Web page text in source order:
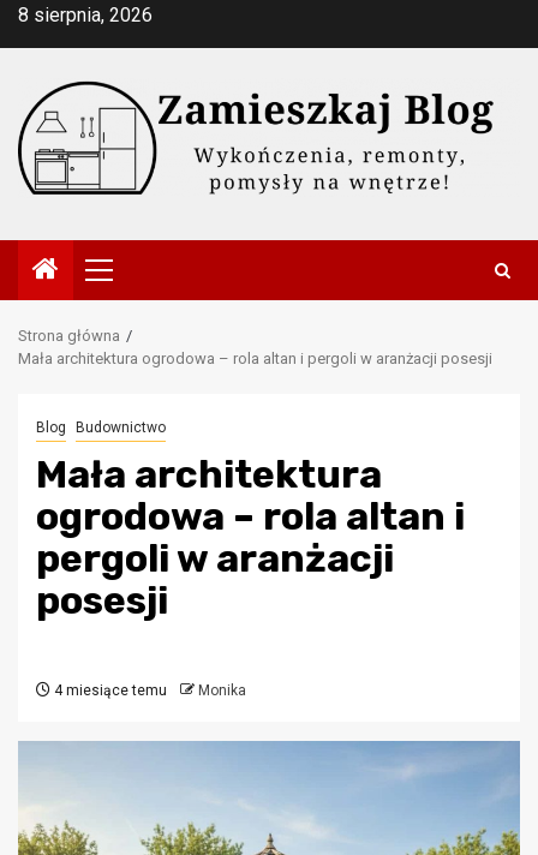
Przejdź
8 sierpnia, 2026
Menu
główne
Strona główna
Mała architektura ogrodowa – rola altan i pergoli w aranżacji posesji
Blog Budownictwo
Mała architektura
ogrodowa – rola altan i
pergoli w aranżacji
posesji
4 miesiące temu Monika